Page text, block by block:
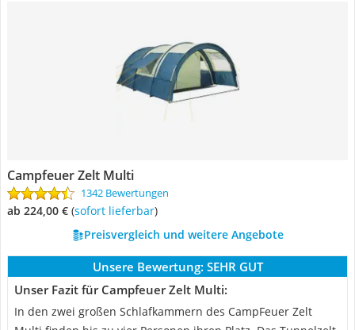
Campfeuer Zelt Multi
1342 Bewertungen
ab 224,00 € ( Sofort lieferbar)
Preisvergleich und weitere Angebote
Unsere Bewertung: SEHR GUT
Unser Fazit für Campfeuer Zelt Multi:
In den zwei großen Schlafkammern des CampFeuer Zelt